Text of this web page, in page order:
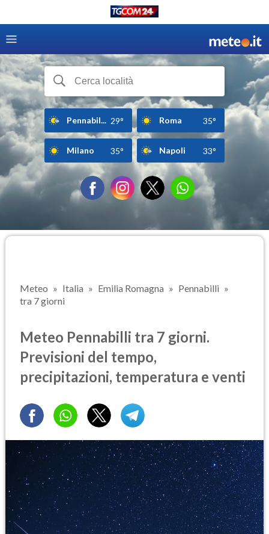
Pennabil... 29° Roma 35°
Milano 35° Napoli 33°
Meteo Italia Emilia Romagna
Pennabilli
tra 7 giorni
Meteo Pennabilli tra 7 giorni.
Previsioni del tempo,
precipitazioni, temperatura e venti